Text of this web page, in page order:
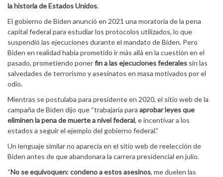
la historia de Estados Unidos.
El gobierno de Biden anunció en 2021 una moratoria de la pena
capital federal para estudiar los protocolos utilizados, lo que
suspendió las ejecuciones durante el mandato de Biden. Pero
Biden en realidad había prometido ir más allá en la cuestión en el
pasado, prometiendo ponerfin a las ejecuciones federales sin las
salvedades de terrorismo y asesinatos en masa motivados por el
odio.
Mientras se postulaba para presidente en 2020, el sitio web de la
campaña de Biden dijo que “trabajaría para aprobar leyes que
eliminen la pena de muerte a nivel federal, e incentivar a los
estados a seguir el ejemplo del gobierno federal.”
Un lenguaje similar no aparecía en el sitio web de reelección de
Biden antes de que abandonara la carrera presidencial en julio.
“No se equivoquen: condeno a estos asesinos, me duelen las